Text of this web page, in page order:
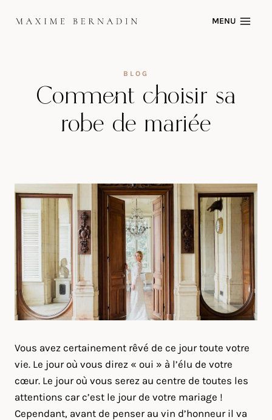
MENU
BLOG
Comment choisir sa
robe de mariée
Vous avez certainement rêvé de ce jour toute votre
vie. Le jour où vous direz « oui » à l’élu de votre
cœur. Le jour où vous serez au centre de toutes les
attentions car c’est le jour de votre mariage !
Cependant, avant de penser au vin d’honneur il va